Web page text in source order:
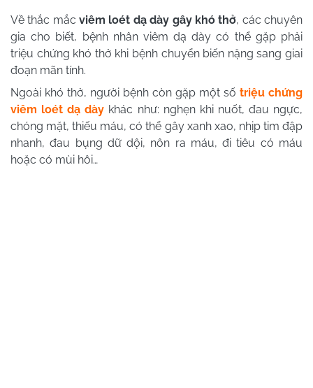
Về thắc mắc viêm loét dạ dày gây khó thở, các chuyên
gia cho biết, bệnh nhân viêm dạ dày có thể gặp phải
triệu chứng khó thở khi bệnh chuyển biến nặng sang giai
đoạn mãn tính.
Ngoài khó thở, người bệnh còn gặp một số triệu chứng
viêm loét dạ dày khác như: nghẹn khi nuốt, đau ngực,
chóng mặt, thiếu máu, có thể gây xanh xao, nhịp tim đập
nhanh, đau bụng dữ dội, nôn ra máu, đi tiêu có máu
hoặc có mùi hôi…